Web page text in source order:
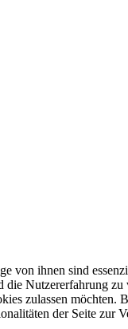
von ihnen sind
die Nutzererfahrung
zulassen möchten.
der Seite zur